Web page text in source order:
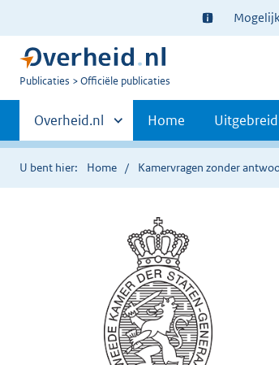
Ter
informatie:
U
Publicaties Officiële publicaties
Primaire
navigatie
Andere
sites
binnen
Overheid.nl Home
U bent hier: Home Kamervragen zonder